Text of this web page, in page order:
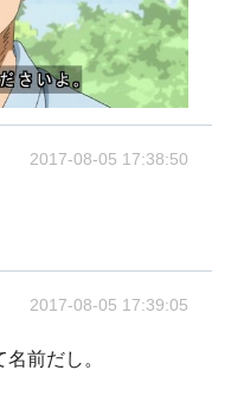
2017-08-05 17:38:50
2017-08-05 17:39:05
前だし。